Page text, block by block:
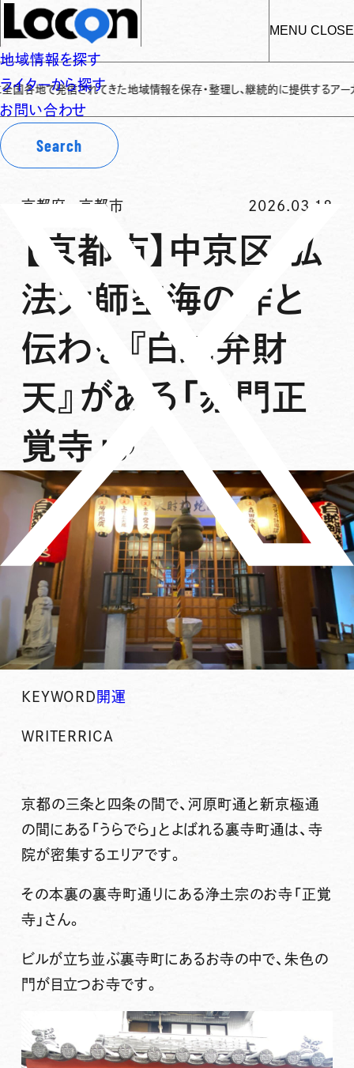
MENU CLOSE
地域情報を探す
ライターから探す
お問い合わせ
Search
発信されてきた地域情報を保存・整理し、継続的に提供するアーカイブサイ
京都府 -京都市 2026.03.18
【京都市】中京区 弘
法大師空海の作と
伝わる『白蛇弁財
天』がある「赤門正
覚寺」♪
KEYWORD 開運
WRITER RICA
京都の三条と四条の間で、河原町通と新京極通
の間にある「うらでら」とよばれる裏寺町通は、寺
院が密集するエリアです。
その本裏の裏寺町通りにある浄土宗のお寺「正覚
寺」さん。
ビルが立ち並ぶ裏寺町にあるお寺の中で、朱色の
門が目立つお寺です。